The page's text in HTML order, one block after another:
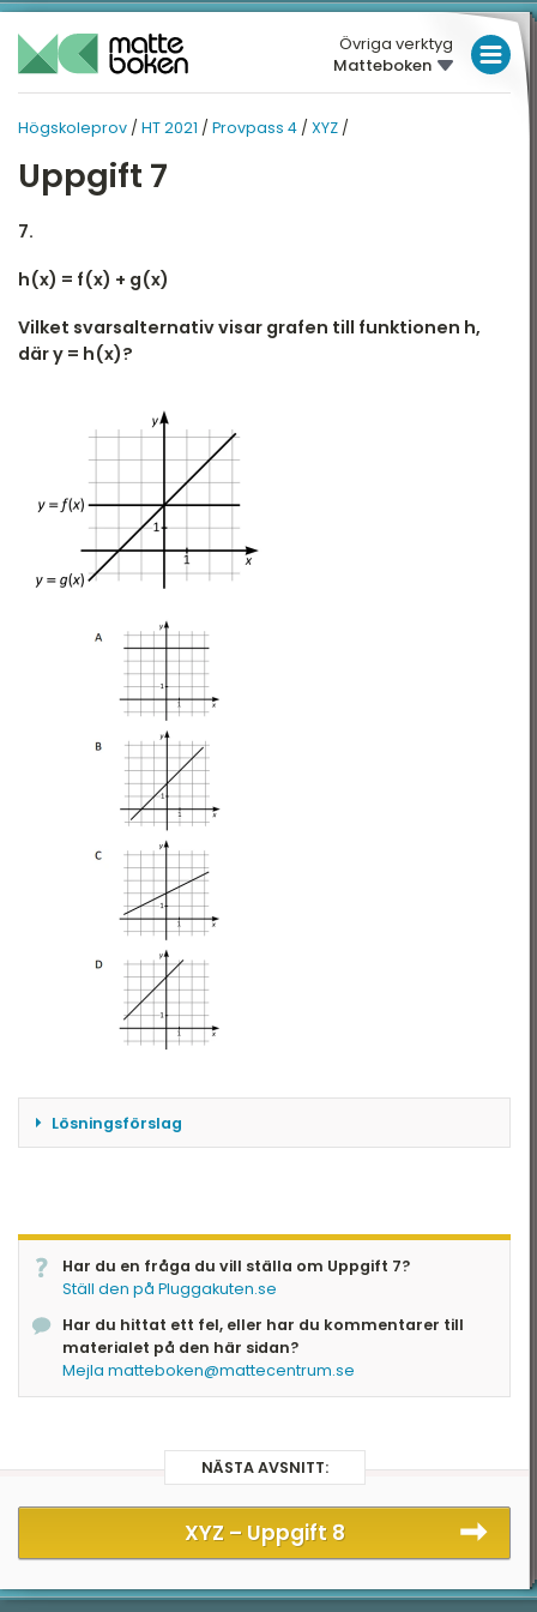
Övriga verktyg
Matteboken
Högskoleprov / HT 2021 / Provpass 4 / XYZ /
Uppgift 7
7.
h(x) = f(x) + g(x)
Vilket svarsalternativ visar grafen till funktionen h,
där y = h(x)?
Lösningsförslag
uppåt. g(0) = 2 \( \Rightarrow \) h(0) = 4
Svar: D
Har du en fråga du vill ställa om Uppgift 7?
Ställ den på Pluggakuten.se
Har du hittat ett fel, eller har du kommentarer till
materialet på den här sidan?
Mejla matteboken@mattecentrum.se
NÄSTA AVSNITT:
XYZ – Uppgift 8
LÅGSTADIET
MELLANSTADIET
HÖGSKOLEPROV
2021
quiz
1
HT 2021
KVA
DIGITALA VERKTYG